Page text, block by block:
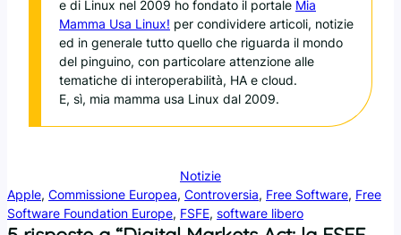
e di Linux nel 2009 ho fondato il portale Mia
Mamma Usa Linux! per condividere articoli, notizie
ed in generale tutto quello che riguarda il mondo
del pinguino, con particolare attenzione alle
tematiche di interoperabilità, HA e cloud.
E, sì, mia mamma usa Linux dal 2009.
Notizie
Apple, Commissione Europea, Controversia, Free Software, Free
Software Foundation Europe, FSFE, software libero